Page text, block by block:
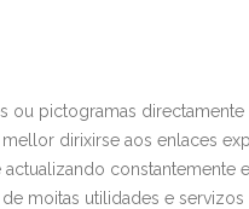
ou pictogramas
dirixirse aos enlaces
actualizando constantemente e
moitas utilidades e servizos